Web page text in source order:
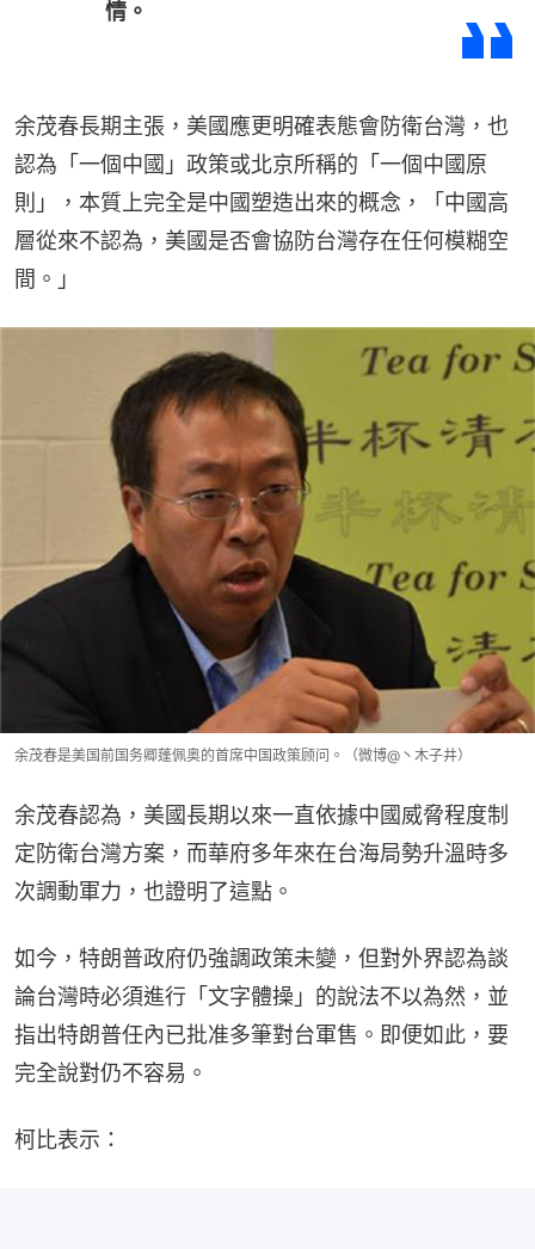
情。
余茂春長期主張，美國應更明確表態會防衛台灣，也
認為「一個中國」政策或北京所稱的「一個中國原
則」，本質上完全是中國塑造出來的概念，「中國高
層從來不認為，美國是否會協防台灣存在任何模糊空
間。」
余茂春是美国前国务卿蓬佩奥的首席中国政策顾问。（微博@丶木子井）
余茂春認為，美國長期以來一直依據中國威脅程度制
定防衛台灣方案，而華府多年來在台海局勢升溫時多
次調動軍力，也證明了這點。
如今，特朗普政府仍強調政策未變，但對外界認為談
論台灣時必須進行「文字體操」的說法不以為然，並
指出特朗普任內已批准多筆對台軍售。即便如此，要
完全說對仍不容易。
柯比表示：